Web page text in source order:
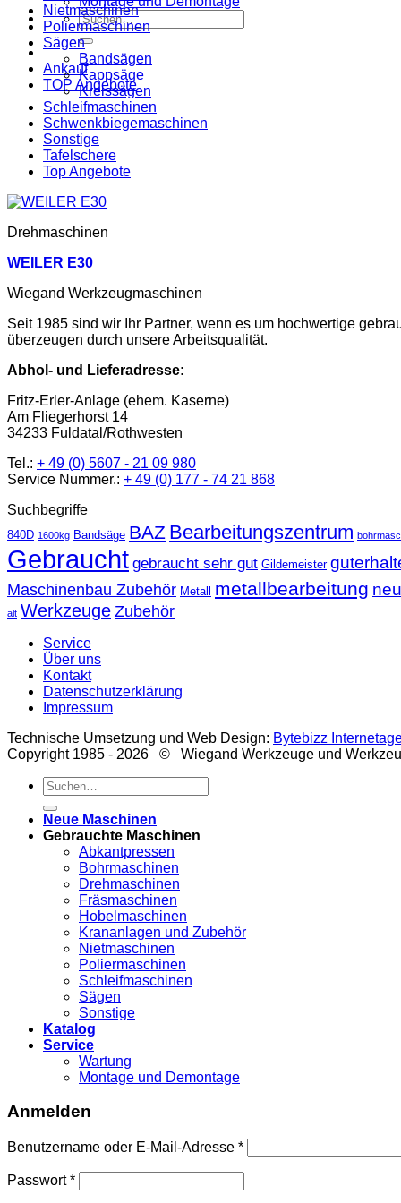
Suche
nach:
Ankauf
TOP Angebote
Nietmaschinen
Poliermaschinen
Sägen
Bandsägen
Kappsäge
Kreissägen
Schleifmaschinen
Schwenkbiegemaschinen
Sonstige
Tafelschere
Top Angebote
Drehmaschinen
WEILER E30
Wiegand Werkzeugmaschinen
Seit 1985 sind wir Ihr Partner, wenn es um hochwertige
überzeugen durch unsere Arbeitsqualität.
Abhol- und Lieferadresse:
Fritz-Erler-Anlage (ehem. Kaserne)
Am Fliegerhorst 14
34233 Fuldatal/Rothwesten
Tel.: + 49 (0) 5607 - 21 09 980
Service Nummer.: + 49 (0) 177 - 74 21 868
Suchbegriffe
840D 1600kg Bandsäge BAZ Bearbeitungszentrum
Gebraucht gebraucht sehr gut Gildemeister
Maschinenbau Zubehör Metall metallbearbeitung neu
alt Werkzeuge Zubehör
Service
Über uns
Kontakt
Datenschutzerklärung
Impressum
Technische Umsetzung und Web Design: Bytebizz
Copyright 1985 - 2026 © Wiegand Werkzeuge und
Suche
nach:
Neue Maschinen
Gebrauchte Maschinen
Abkantpressen
Bohrmaschinen
Drehmaschinen
Fräsmaschinen
Hobelmaschinen
Krananlagen und Zubehör
Nietmaschinen
Poliermaschinen
Schleifmaschinen
Sägen
Sonstige
Katalog
Service
Wartung
Montage und Demontage
Anmelden
Benutzername oder E-Mail-Adresse *
Passwort*